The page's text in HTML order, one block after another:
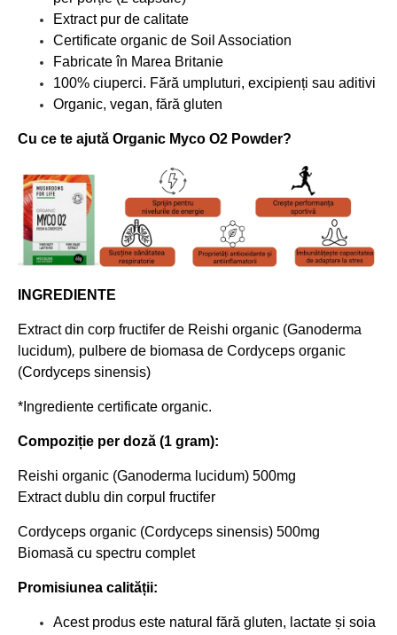
Extract pur de calitate
Certificate organic de Soil Association
Fabricate în Marea Britanie
100% ciuperci. Fără umpluturi, excipienți sau aditivi
Organic, vegan, fără gluten
Cu ce te ajută Organic Myco O2 Powder?
INGREDIENTE
Extract din corp fructifer de Reishi organic (Ganoderma
lucidum), pulbere de biomasa de Cordyceps organic
(Cordyceps sinensis)
*Ingrediente certificate organic.
Compoziție per doză (1 gram):
Reishi organic (Ganoderma lucidum) 500mg
Extract dublu din corpul fructifer
Cordyceps organic (Cordyceps sinensis) 500mg
Biomasă cu spectru complet
Promisiunea calității:
Acest produs este natural fără gluten, lactate și soia